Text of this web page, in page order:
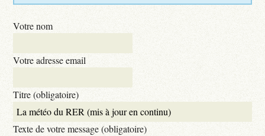
Votre nom
Votre adresse email
Titre (obligatoire)
Texte de votre message (obligatoire)